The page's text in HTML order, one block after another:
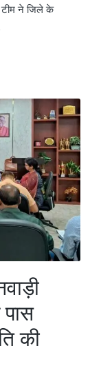
टीम ने जिले के
की